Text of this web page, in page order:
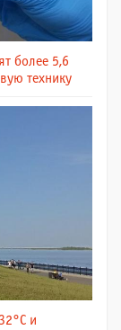
более 5,6
технику
и